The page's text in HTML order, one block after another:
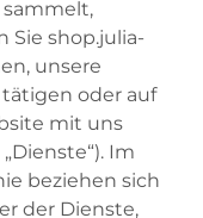
sammelt,
shop.julia-
unsere
oder auf
mit uns
Im
beziehen sich
der Dienste,